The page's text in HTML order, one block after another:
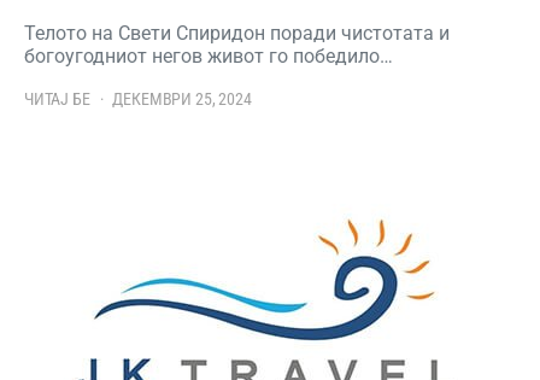
Телото на Свети Спиридон поради чистотата и
богоугодниот негов живот го победило…
ЧИТАЈ БЕ ДЕКЕМВРИ 25, 2024